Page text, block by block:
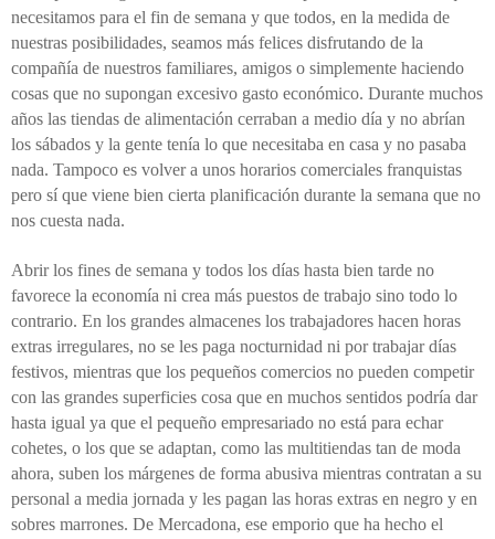
necesitamos para el fin de semana y que todos, en la medida de
nuestras posibilidades, seamos más felices disfrutando de la
compañía de nuestros familiares, amigos o simplemente haciendo
cosas que no supongan excesivo gasto económico. Durante muchos
años las tiendas de alimentación cerraban a medio día y no abrían
los sábados y la gente tenía lo que necesitaba en casa y no pasaba
nada. Tampoco es volver a unos horarios comerciales franquistas
pero sí que viene bien cierta planificación durante la semana que no
nos cuesta nada.
Abrir los fines de semana y todos los días hasta bien tarde no
favorece la economía ni crea más puestos de trabajo sino todo lo
contrario. En los grandes almacenes los trabajadores hacen horas
extras irregulares, no se les paga nocturnidad ni por trabajar días
festivos, mientras que los pequeños comercios no pueden competir
con las grandes superficies cosa que en muchos sentidos podría dar
hasta igual ya que el pequeño empresariado no está para echar
cohetes, o los que se adaptan, como las multitiendas tan de moda
ahora, suben los márgenes de forma abusiva mientras contratan a su
personal a media jornada y les pagan las horas extras en negro y en
sobres marrones. De Mercadona, ese emporio que ha hecho el